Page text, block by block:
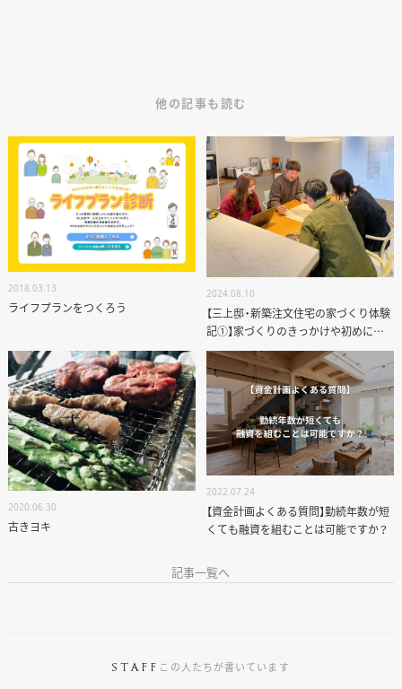
他の記事も読む
2018.03.13
ライフプランをつくろう
2024.08.10
【三上邸・新築注文住宅の家づくり体験
記①】家づくりのきっかけや初めに行
ったこと
2020.06.30
古きヨキ
2022.07.24
【資金計画よくある質問】勤続年数が短
くても融資を組むことは可能ですか？
記事一覧へ
STAFF この人たちが書いています